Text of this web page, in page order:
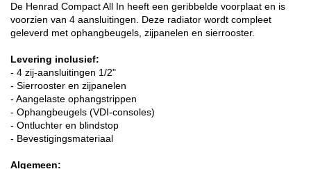
De Henrad Compact All In heeft een geribbelde voorplaat en is
voorzien van 4 aansluitingen. Deze radiator wordt compleet
geleverd met ophangbeugels, zijpanelen en sierrooster.
Levering inclusief:
- 4 zij-aansluitingen 1/2"
- Sierrooster en zijpanelen
- Aangelaste ophangstrippen
- Ophangbeugels (VDI-consoles)
- Ontluchter en blindstop
- Bevestigingsmateriaal
Algemeen: